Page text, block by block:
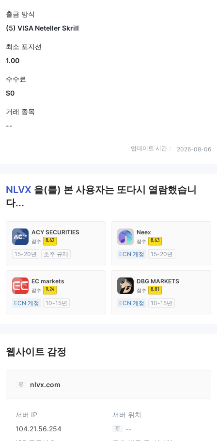
출금 방식
(5) VISA Neteller Skrill
최소 포지션
1.00
수수료
$0
거래 종목
--
업데이트 시간： 2026-08-06
NLVX 을(를) 본 사용자는 또다시 열람했습니
다...
ACY SECURITIES
점수 8.62
15-20년
호주 규제
마스터 레이블 MT4
Neex
점수 8.63
ECN 계정
15-20년
외환 거래 라이선스 (MM)
마스터 레이블 MT4
EC markets
점수 9.24
ECN 계정
10-15년
DBG MARKETS
점수 8.81
ECN 계정
10-15년
웹사이트 감정
nlvx.com
서버 IP
104.21.56.254
서버 위치
--